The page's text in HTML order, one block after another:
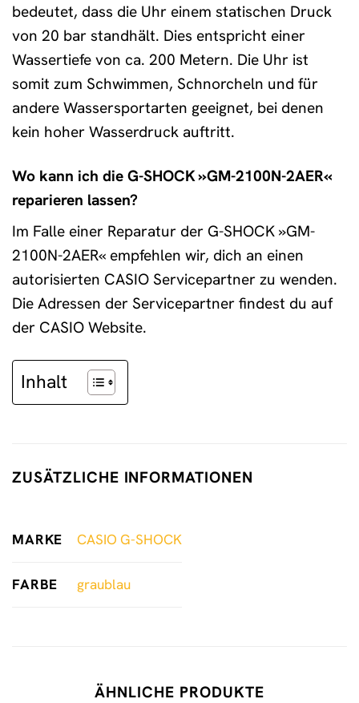
bedeutet, dass die Uhr einem statischen Druck
von 20 bar standhält. Dies entspricht einer
Wassertiefe von ca. 200 Metern. Die Uhr ist
somit zum Schwimmen, Schnorcheln und für
andere Wassersportarten geeignet, bei denen
kein hoher Wasserdruck auftritt.
Wo kann ich die G-SHOCK »GM-2100N-2AER«
reparieren lassen?
Im Falle einer Reparatur der G-SHOCK »GM-
2100N-2AER« empfehlen wir, dich an einen
autorisierten CASIO Servicepartner zu wenden.
Die Adressen der Servicepartner findest du auf
der CASIO Website.
Inhalt
ZUSÄTZLICHE INFORMATIONEN
MARKE CASIO G-SHOCK
FARBE graublau
ÄHNLICHE PRODUKTE